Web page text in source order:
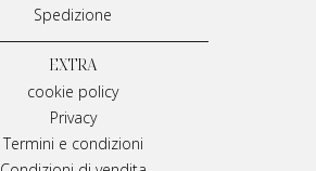
Spedizione
EXTRA
cookie policy
Privacy
Termini e condizioni